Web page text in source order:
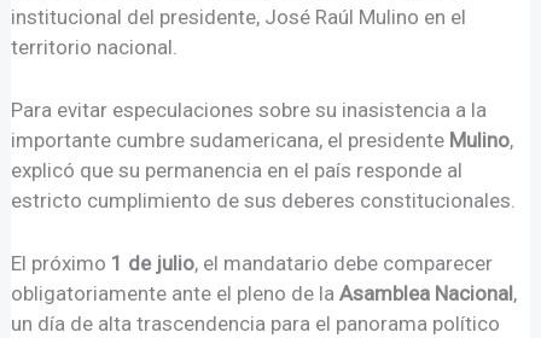
institucional del presidente, José Raúl Mulino en el
territorio nacional.
Para evitar especulaciones sobre su inasistencia a la
importante cumbre sudamericana, el presidente Mulino,
explicó que su permanencia en el país responde al
estricto cumplimiento de sus deberes constitucionales.
El próximo 1 de julio, el mandatario debe comparecer
obligatoriamente ante el pleno de laAsamblea Nacional,
un día de alta trascendencia para el panorama político